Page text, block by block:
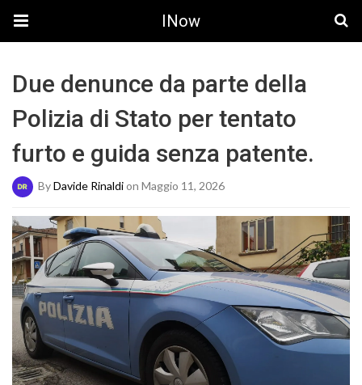
INow
Due denunce da parte della
Polizia di Stato per tentato
furto e guida senza patente.
ByDavide Rinaldion Maggio 11, 2026